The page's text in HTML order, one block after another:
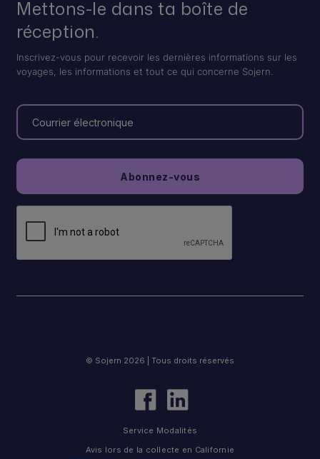
Mettons-le dans ta boîte de
réception.
Inscrivez-vous pour recevoir les dernières informations sur les
voyages, les informations et tout ce qui concerne Sojern.
© Sojern 2026 | Tous droits réservés
Service Modalités
Avis lors de la collecte en Californie